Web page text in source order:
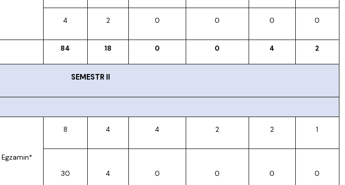
4 2 0 0 0 0
84 18 0 0 4 2
SEMESTR II
Egzamin*
8 4 4 2 2 1
30 4 0 0 0 0